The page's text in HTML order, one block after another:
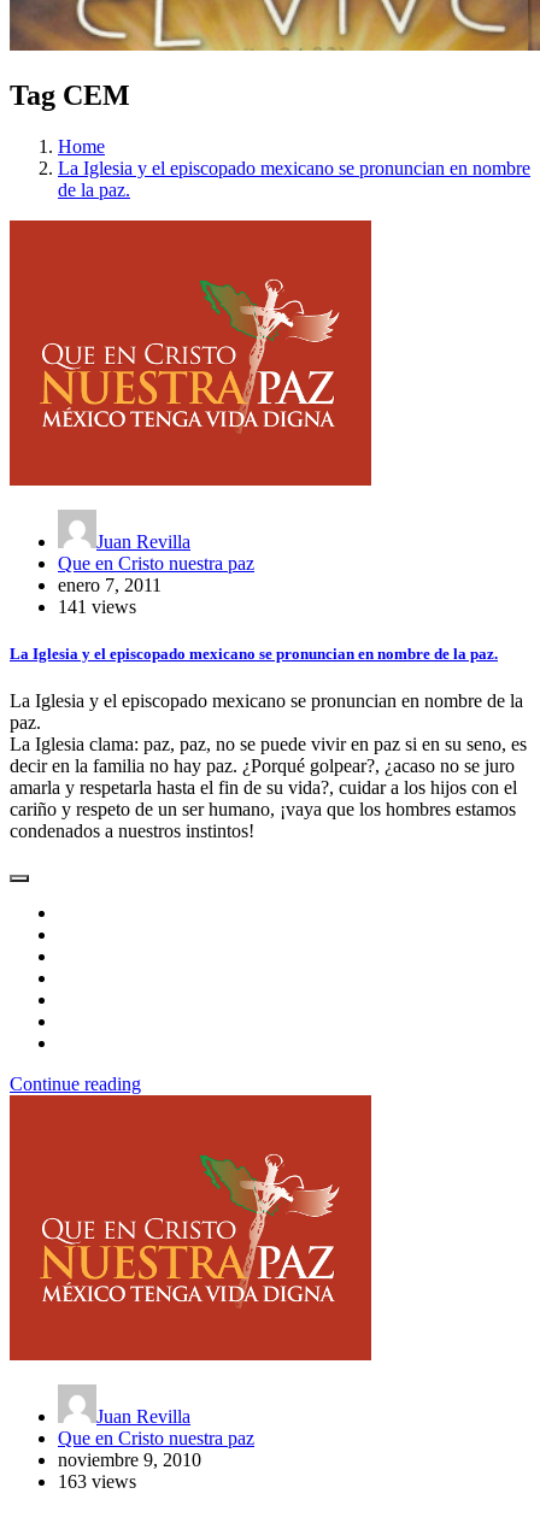
Tag CEM
Home
La Iglesia y el episcopado mexicano se pronuncian en nombre
de la paz.
Juan Revilla
Que en Cristo nuestra paz
enero 7, 2011
141 views
La Iglesia y el episcopado mexicano se pronuncian en nombre de la paz.
La Iglesia y el episcopado mexicano se pronuncian en nombre de la
paz.
La Iglesia clama: paz, paz, no se puede vivir en paz si en su seno, es
decir en la familia no hay paz. ¿Porqué golpear?, ¿acaso no se juro
amarla y respetarla hasta el fin de su vida?, cuidar a los hijos con el
cariño y respeto de un ser humano, ¡vaya que los hombres estamos
condenados a nuestros instintos!
Continue reading
Juan Revilla
Que en Cristo nuestra paz
noviembre 9, 2010
163 views